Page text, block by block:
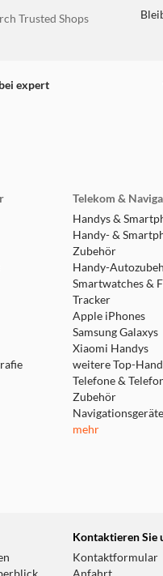
Trusted Shops
expert
Telekom &
Handys &
Handy- &
Zubehör
Handy-
Smartwatches &
Tracker
Apple iPhones
Samsung Galaxys
Xiaomi Handys
weitere Top-
Telefone &
Zubehör
Navigationsgeräte
mehr
Kontaktieren Sie
Kontaktformular